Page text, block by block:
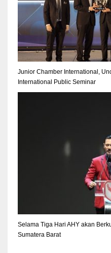
Junior Chamber International,
International Public Seminar
Selama Tiga Hari AHY akan
Sumatera Barat